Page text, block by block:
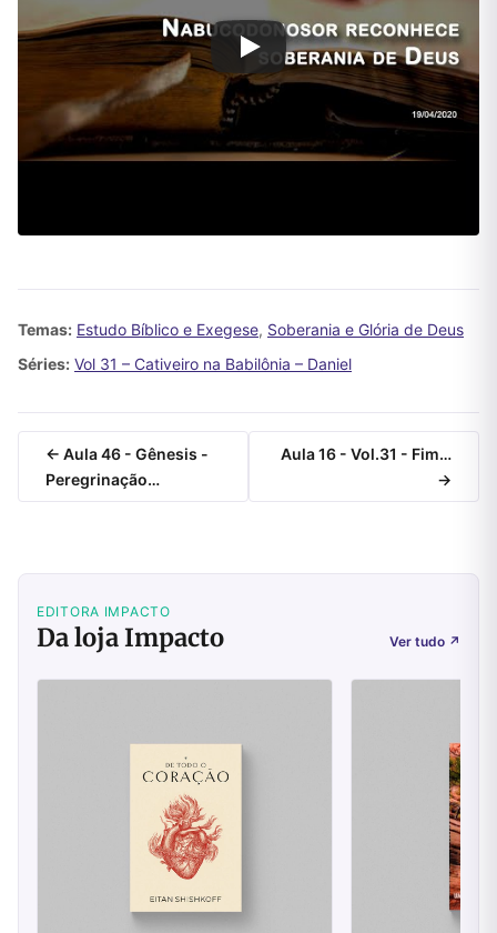
Temas: Estudo Bíblico e Exegese, Soberania e Glória de Deus
Séries: Vol 31 – Cativeiro na Babilônia – Daniel
← Aula 46 - Gênesis -
Peregrinação…
Aula 16 - Vol.31 - Fim…
→
EDITORA IMPACTO
Da loja Impacto Ver tudo ↗